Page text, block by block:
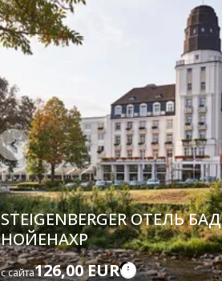
STEIGENBERGER ОТЕЛЬ БАД
НОЙЕНАХР
с сайта126,00 EUR